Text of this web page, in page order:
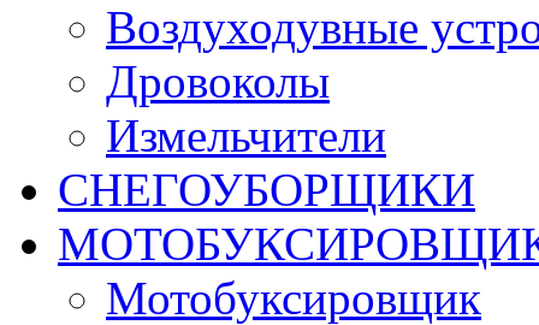
Воздуходувные
Дровоколы
Измельчители
СНЕГОУБОРЩИКИ
Мотобуксировщик